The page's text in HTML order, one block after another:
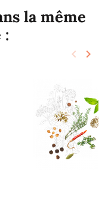
la même
:
keyboard_arrow_left keyboard_arrow_right